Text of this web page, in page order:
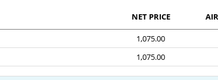
NET PRICE
1,075.00
1,075.00